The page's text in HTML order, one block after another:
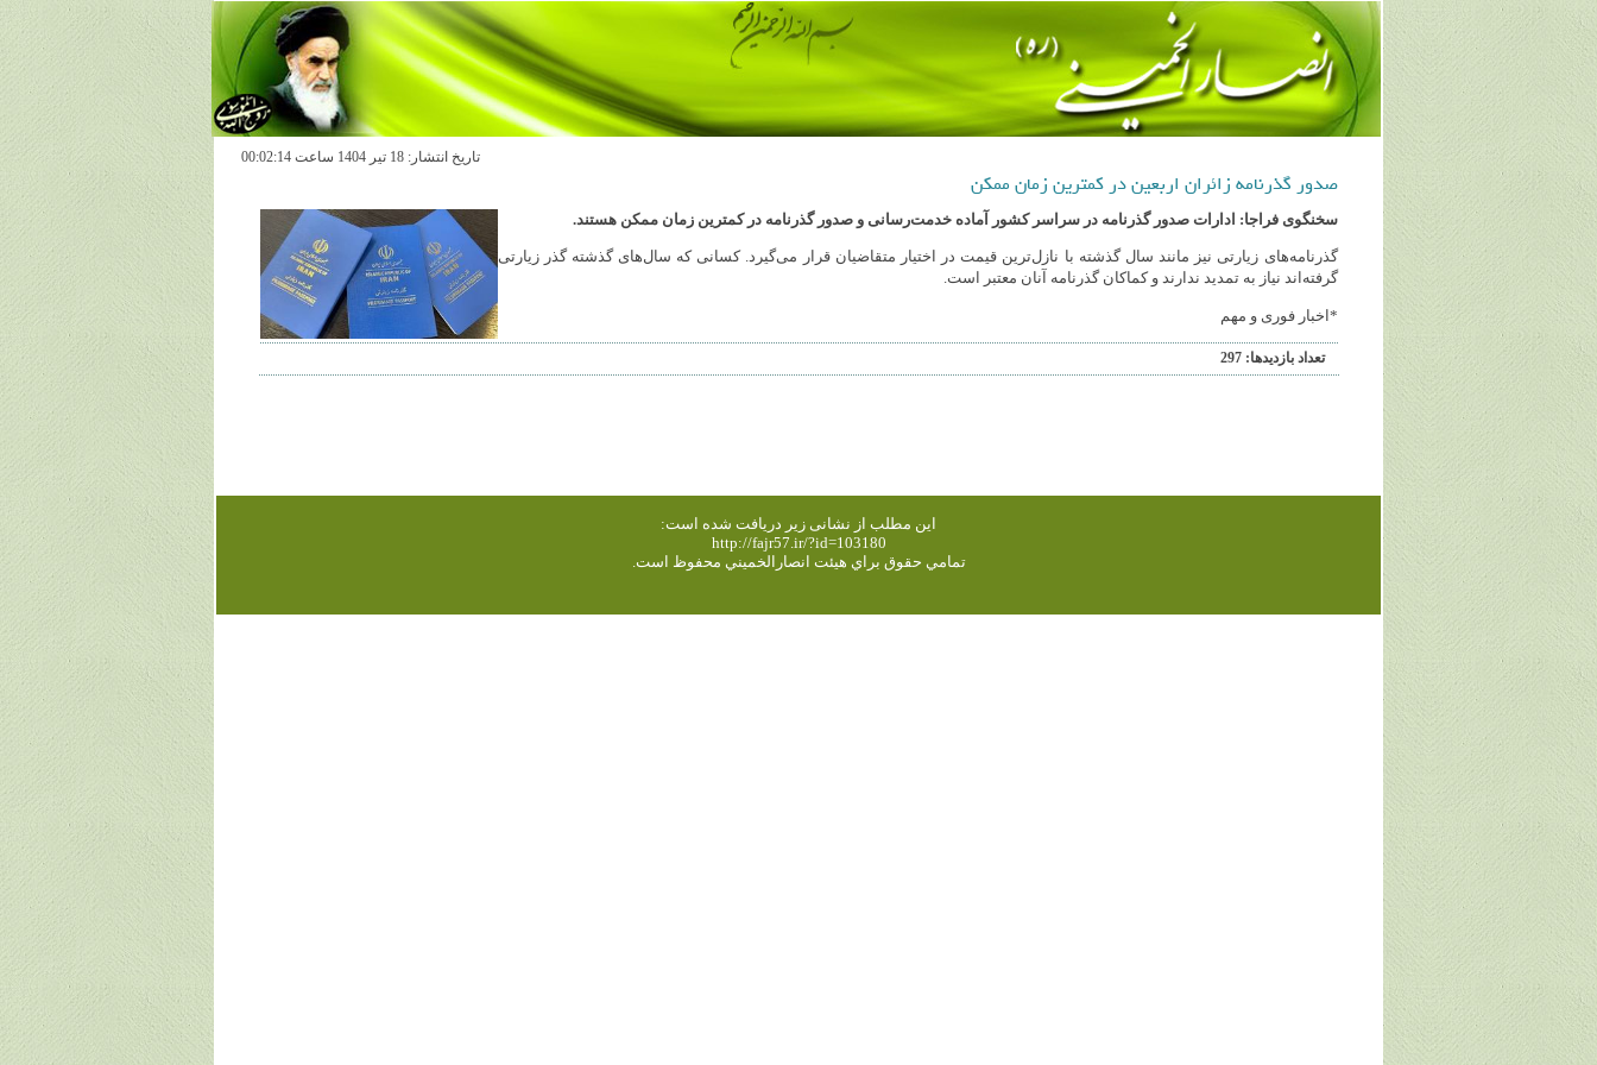
تاريخ انتشار: 18 تير 1404 ساعت 00:02:14
صدور گذرنامه زائران اربعین در کمترین زمان ممکن
سخنگوی فراجا: ادارات صدور گذرنامه در سراسر کشور آماده خدمت‌رسانی و صدور گذرنامه در کمترین زمان ممکن هستند.
گذرنامه‌های زیارتی نیز مانند سال گذشته با نازل‌ترین قیمت در اختیار متقاضیان قرار می‌گیرد. کسانی که سال‌های گذشته گذر زیارتی
گرفته‌اند نیاز به تمدید ندارند و کماکان گذرنامه آنان معتبر است.
*اخبار فوری و مهم
تعداد بازديدها: 297
این مطلب از نشانی زیر دریافت شده است:
http://fajr57.ir/?id=103180
تمامي حقوق براي هیئت انصارالخميني محفوظ است.